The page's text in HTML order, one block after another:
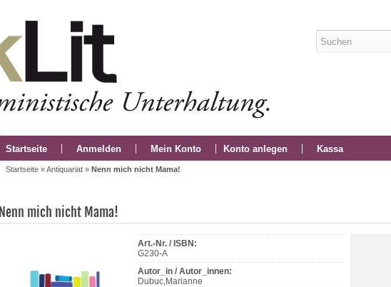
Startseite Anmelden Mein Konto Konto anlegen Kassa
Startseite »Antiquariat » Nenn mich nicht Mama!
Nenn mich nicht Mama!
Art.-Nr. / ISBN:
G230-A
Autor_in / Autor_innen:
Dubuc,Marianne